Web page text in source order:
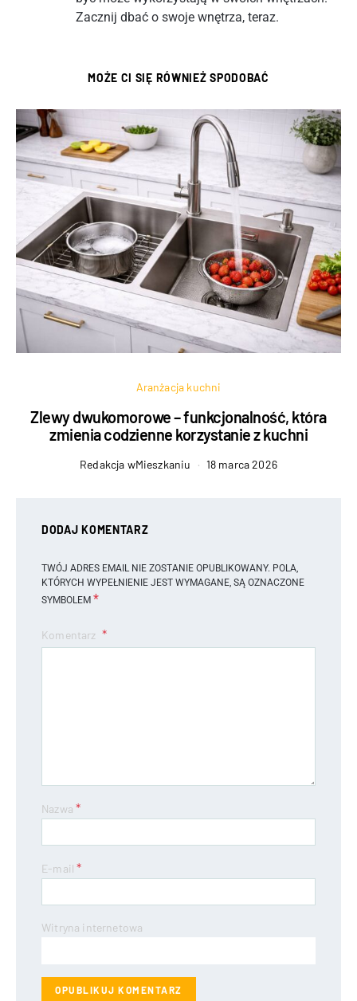
Zacznij dbać o swoje wnętrza, teraz.
MOŻE CI SIĘ RÓWNIEŻ SPODOBAĆ
Aranżacja kuchni
Zlewy dwukomorowe – funkcjonalność, która
zmienia codzienne korzystanie z kuchni
Redakcja wMieszkaniu 18 marca 2026
DODAJ KOMENTARZ
TWÓJ ADRES EMAIL NIE ZOSTANIE OPUBLIKOWANY. POLA,
KTÓRYCH WYPEŁNIENIE JEST WYMAGANE, SĄ OZNACZONE
SYMBOLEM *
Komentarz
Nazwa*
E-mail*
Witryna internetowa